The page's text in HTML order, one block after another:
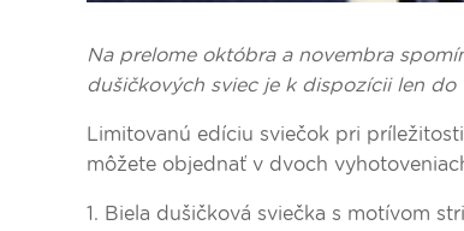
Na prelome októbra a novembra
dušičkových sviec je k dispozícii len do
Limitovanú edíciu sviečok pri
môžete objednať v dvoch
1. Biela dušičková sviečka s motívom